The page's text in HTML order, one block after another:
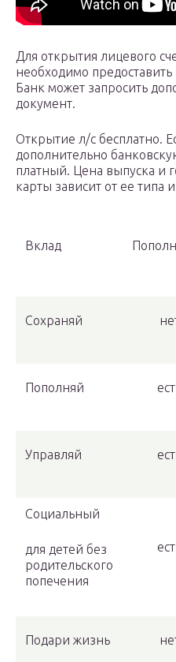
Для открытия лицевого
необходимо
Банк может запросить
документ.
Открытие л/с бесплатно.
дополнительно
платный. Цена выпуска и
карты зависит от ее типа и
Вклад
Сохраняй
Пополняй
Управляй
Социальный
для детей без
родительского
попечения
Подари жизнь